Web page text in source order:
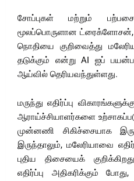
சோப்புகள் மற்றும்
மூலப்பொருளான ட்ரைக்ளோசன்,
நொதியை குறிவைத்து
தடுக்கும் என்று AI ஐப்
ஆய்வில் தெரியவந்துள்ளது.
மருந்து எதிர்ப்பு
ஆராய்ச்சியாளர்களை
முன்னணி சிகிச்சையாக
இருந்தாலும், மலேரியாவை
புதிய திசையைக்
எதிர்ப்பு அதிகரிக்கும்